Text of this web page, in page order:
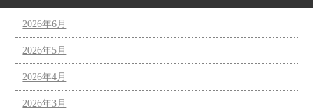
2026年6月
2026年5月
2026年4月
2026年3月